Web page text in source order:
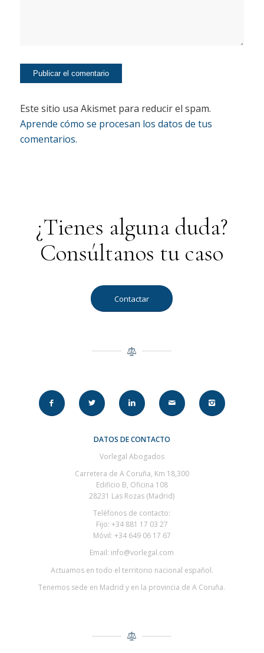
Este sitio usa Akismet para reducir el spam.
Aprende cómo se procesan los datos de tus
comentarios.
¿Tienes alguna duda?
Consúltanos tu caso
Contactar
DATOS DE CONTACTO
Vorlegal Abogados
Carretera de A Coruña, Km 18,300
Edificio B, Oficina 108
28231 Las Rozas (Madrid)
Teléfonos de contacto:
Fijo: +34 881 17 03 27
Móvil: +34 649 06 17 67
Email: info@vorlegal.com
Actuamos en todo el territorio nacional español.
Tenemos sede en Madrid y en la provincia de A Coruña.